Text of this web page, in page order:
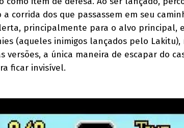
corrida dos que passassem em seu
principalmente para o alvo principal,
(aqueles inimigos lançados pelo Lakitu),
versões, a única maneira de escapar do
ficar invisível.